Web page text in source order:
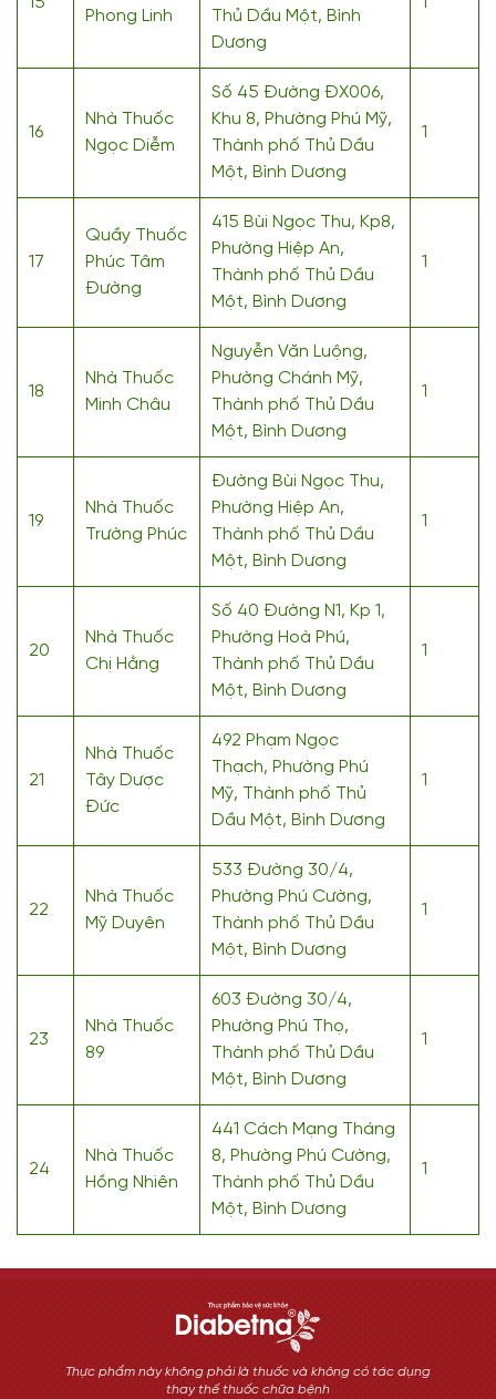
Phong Linh
Thủ Dầu Một, Bình
Dương
16
Nhà Thuốc
Ngọc Diễm
Số 45 Đường ĐX006,
Khu 8, Phường Phú Mỹ,
Thành phố Thủ Dầu
Một, Bình Dương
1
17
Quầy Thuốc
Phúc Tâm
Đường
415 Bùi Ngọc Thu, Kp8,
Phường Hiệp An,
Thành phố Thủ Dầu
Một, Bình Dương
1
18
Nhà Thuốc
Minh Châu
Nguyễn Văn Luộng,
Phường Chánh Mỹ,
Thành phố Thủ Dầu
Một, Bình Dương
1
19
Nhà Thuốc
Trường Phúc
Đường Bùi Ngọc Thu,
Phường Hiệp An,
Thành phố Thủ Dầu
Một, Bình Dương
1
20
Nhà Thuốc
Chị Hằng
Số 40 Đường N1, Kp 1,
Phường Hoà Phú,
Thành phố Thủ Dầu
Một, Bình Dương
1
21
Nhà Thuốc
Tây Dược
Đức
492 Phạm Ngọc
Thạch, Phường Phú
Mỹ, Thành phố Thủ
Dầu Một, Bình Dương
1
22
Nhà Thuốc
Mỹ Duyên
533 Đường 30/4,
Phường Phú Cường,
Thành phố Thủ Dầu
Một, Bình Dương
1
23
Nhà Thuốc
89
603 Đường 30/4,
Phường Phú Thọ,
Thành phố Thủ Dầu
Một, Bình Dương
1
24
Nhà Thuốc
Hồng Nhiên
441 Cách Mạng Tháng
8, Phường Phú Cường,
Thành phố Thủ Dầu
Một, Bình Dương
1
Thực phẩm này không phải là thuốc và không có tác dụng
thay thế thuốc chữa bệnh